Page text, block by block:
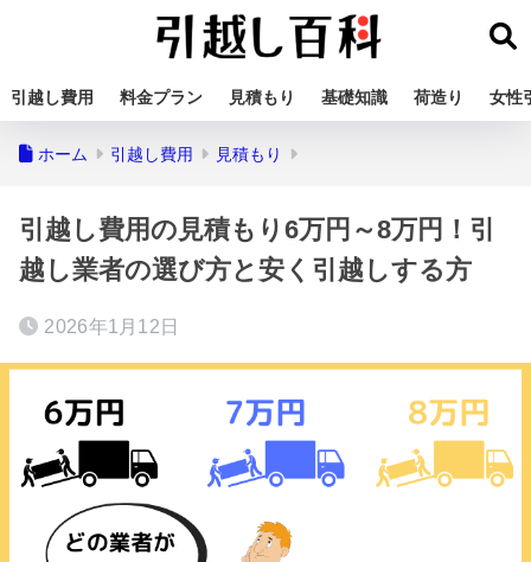
引越し費用 料金プラン 見積もり 基礎知識 荷造り 女性
ホーム 引越し費用 見積もり
引越し費用の見積もり6万円～8万円！引
越し業者の選び方と安く引越しする方
2026年1月12日